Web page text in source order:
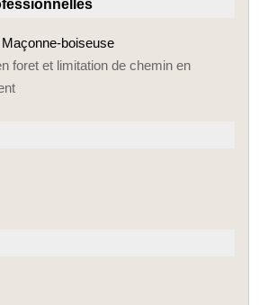
boiseuse
foret et limitation de chemin en